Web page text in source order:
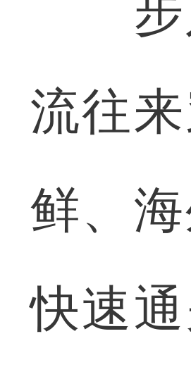
步入
流往
鲜、
快速